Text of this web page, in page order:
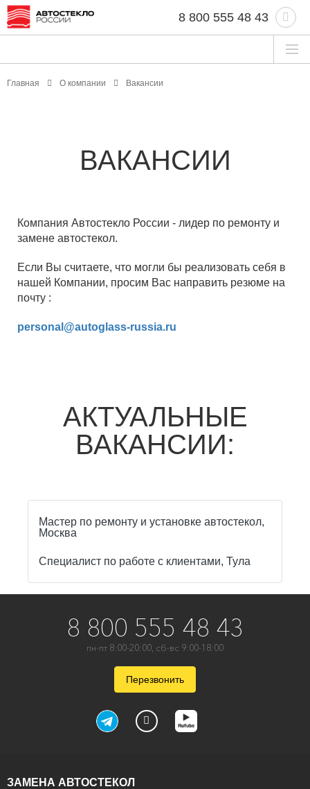
8 800 555 48 43
Главная О компании Вакансии
ВАКАНСИИ
Компания Автостекло России - лидер по ремонту и
замене автостекол.
Если Вы считаете, что могли бы реализовать себя в
нашей Компании, просим Вас направить резюме на
почту :
personal@autoglass-russia.ru
АКТУАЛЬНЫЕ
ВАКАНСИИ:
Мастер по ремонту и установке автостекол,
Москва
Специалист по работе с клиентами, Тула
8 800 555 48 43
пн-пт 8:00-20:00, сб-вс 9:00-18:00
Перезвонить
ЗАМЕНА АВТОСТЕКОЛ